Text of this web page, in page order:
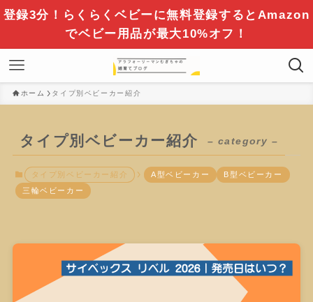
登録3分！らくらくベビーに無料登録するとAmazon
でベビー用品が最大10%オフ！
ホーム タイプ別ベビーカー紹介
タイプ別ベビーカー紹介 – category –
タイプ別ベビーカー紹介 A型ベビーカー
B型ベビーカー
三輪ベビーカー